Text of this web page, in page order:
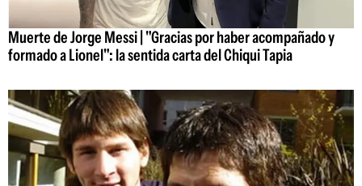
Muerte de Jorge Messi | "Gracias por haber acompañado y
formado a Lionel": la sentida carta del Chiqui Tapia